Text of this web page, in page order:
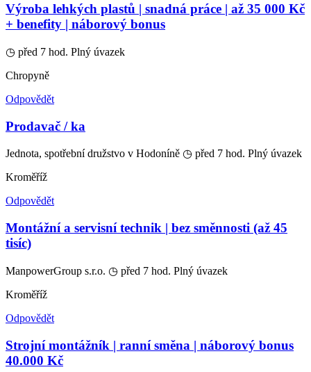
Výroba lehkých plastů | snadná práce | až 35 000 Kč
+ benefity | náborový bonus
◷ před 7 hod. Plný úvazek
Chropyně
Odpovědět
Prodavač / ka
Jednota, spotřební družstvo v Hodoníně ◷ před 7 hod. Plný úvazek
Kroměříž
Odpovědět
Montážní a servisní technik | bez směnnosti (až 45
tisíc)
ManpowerGroup s.r.o. ◷ před 7 hod. Plný úvazek
Kroměříž
Odpovědět
Strojní montážník | ranní směna | náborový bonus
40.000 Kč